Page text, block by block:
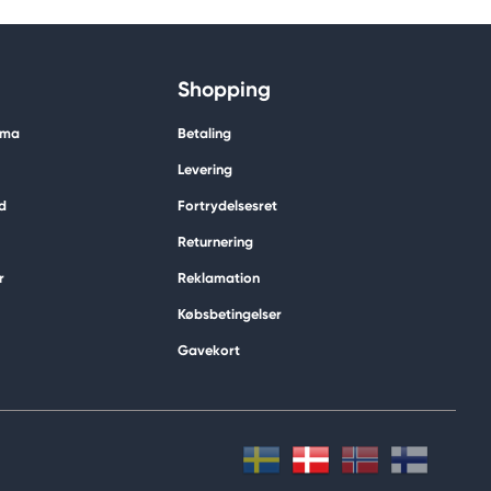
Shopping
Betaling
Levering
Fortrydelsesret
Returnering
Reklamation
Købsbetingelser
Gavekort